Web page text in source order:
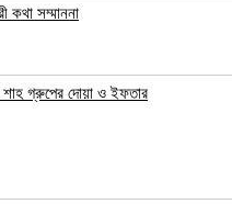
কথা সম্মাননা
শাহ গ্রুপের দোয়া ও ইফতার